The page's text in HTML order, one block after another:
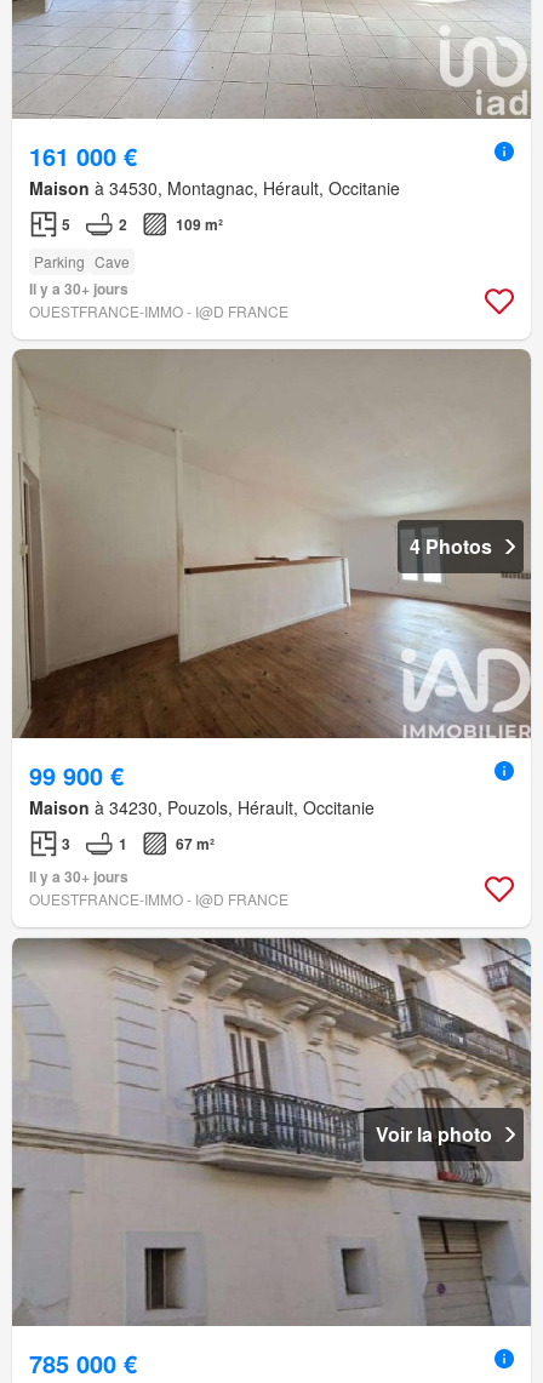
161 000 €
Maison à 34530, Montagnac, Hérault, Occitanie
5 2 109 m²
Parking Cave
Il y a 30+ jours
OUESTFRANCE-IMMO - I@D FRANCE
4 Photos
99 900 €
Maison à 34230, Pouzols, Hérault, Occitanie
3 1
67 m²
Il y a 30+ jours
OUESTFRANCE-IMMO - I@D FRANCE
Voir la photo
785 000 €